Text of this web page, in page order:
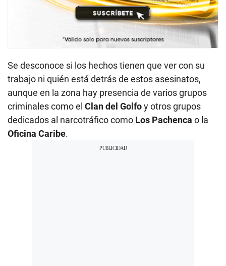
Se desconoce si los hechos tienen que ver con su
trabajo ni quién está detrás de estos asesinatos,
aunque en la zona hay presencia de varios grupos
criminales como el Clan del Golfoy otros grupos
dedicados al narcotráfico como Los Pachenca o la
Oficina Caribe.